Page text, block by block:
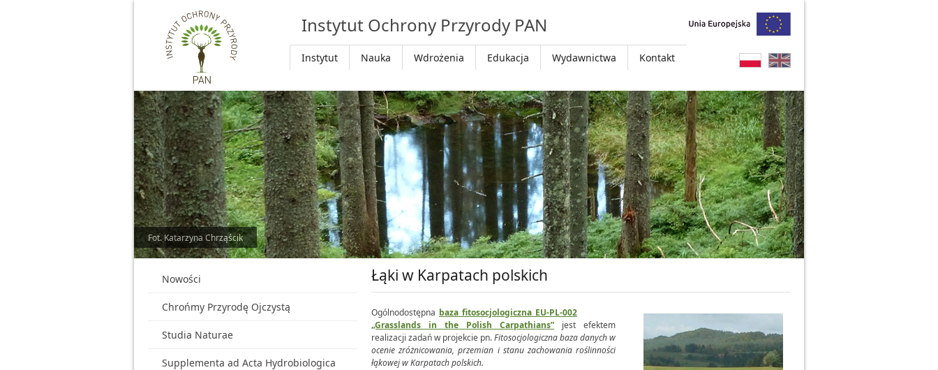
Przejdź do głównej treści
Instytut Ochrony Przyrody PAN
Instytut Nauka Wdrożenia Edukacja Wydawnictwa Kontakt
Fot. Katarzyna Chrząścik
Nowości
Chrońmy Przyrodę Ojczystą
Studia Naturae
Supplementa ad Acta Hydrobiologica
Łąki w Karpatach polskich
Ogólnodostępna baza_fitosocjologiczna_EU-PL-002
„Grasslands in the Polish Carpathians” jest efektem
realizacji zadań w projekcie pn.Fitosocjologiczna baza danych w
ocenie zróżnicowania, przemian i stanu zachowania roślinności
łąkowej w Karpatach polskich.